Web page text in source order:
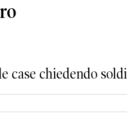
case chiedendo soldi